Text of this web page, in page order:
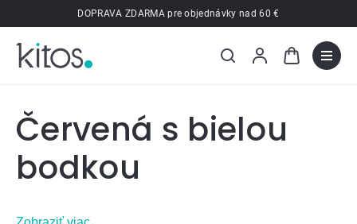
na
obsah
DOPRAVA ZDARMA pre objednávky nad 60 €
Červená s bielou
bodkou